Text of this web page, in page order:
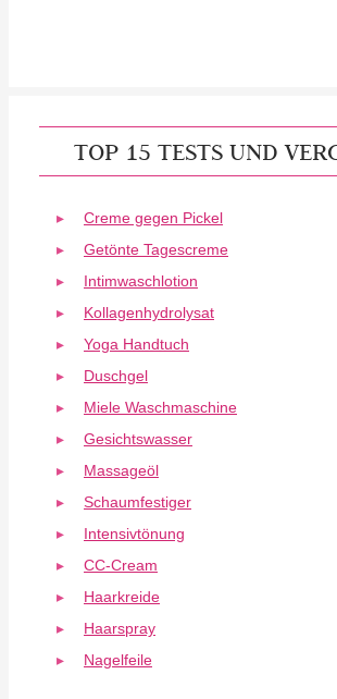
TOP 15 TESTS UND
Creme gegen Pickel
Getönte Tagescreme
Intimwaschlotion
Kollagenhydrolysat
Yoga Handtuch
Duschgel
Miele Waschmaschine
Gesichtswasser
Massageöl
Schaumfestiger
Intensivtönung
CC-Cream
Haarkreide
Haarspray
Nagelfeile